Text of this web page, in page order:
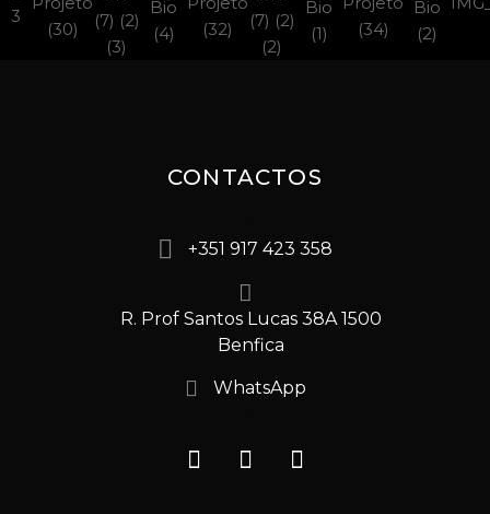
CONTACTOS
+351 917 423 358
R. Prof Santos Lucas 38A 1500
Benfica
WhatsApp